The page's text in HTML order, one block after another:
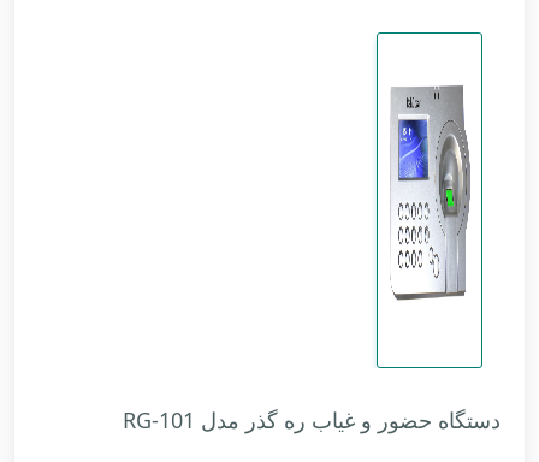
دستگاه حضور و غیاب ره گذر مدل RG-101